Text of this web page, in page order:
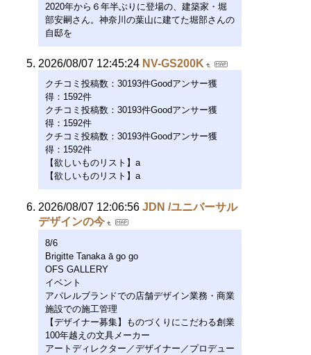
2020年から６年半ぶりに登場の、建築家・堀
部安嗣さん。神奈川の葉山に建てた堀部さんの
自邸を
2026/08/07 12:45:24 NV-GS200K
クチコミ投稿数：30193件Goodアンサー獲
得：1592件
クチコミ投稿数：30193件Goodアンサー獲
得：1592件
クチコミ投稿数：30193件Goodアンサー獲
得：1592件
【欲しいものリスト】a
【欲しいものリスト】a
2026/08/07 12:06:56 JDN /ユニバーサル
デザインの今
8/6
Brigitte Tanaka ā go go
OFS GALLERY
イベント
アパレルブランドでの店舗デザイン業務・商業
施設での施工管理
【デザイナー募集】ものづくりにこだわる創業
100年越えの文具メーカー
アートディレクター／デザイナー／プロデュー